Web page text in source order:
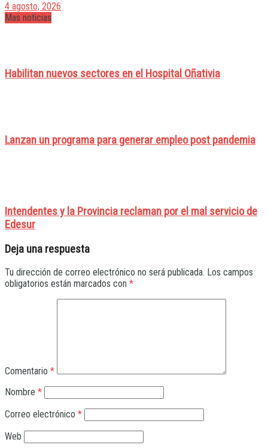
4 agosto, 2026
Mas noticias
Habilitan nuevos sectores en el Hospital Oñativia
Lanzan un programa para generar empleo post pandemia
Intendentes y la Provincia reclaman por el mal servicio de
Edesur
Deja una respuesta
Tu dirección de correo electrónico no será publicada. Los campos
obligatorios están marcados con *
Comentario *
Nombre *
Correo electrónico *
Web